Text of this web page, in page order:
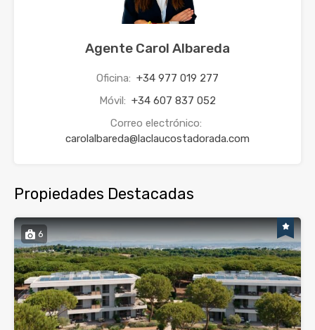
Agente Carol Albareda
Oficina: +34 977 019 277
Móvil: +34 607 837 052
Correo electrónico:
carolalbareda@laclaucostadorada.com
Propiedades Destacadas
6